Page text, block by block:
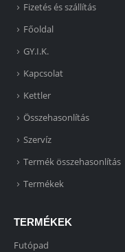
Fizetés és szállítás
Főoldal
GY.I.K.
Kapcsolat
Kettler
Összehasonlítás
Szervíz
Termék összehasonlítás
Termékek
TERMÉKEK
Futópad